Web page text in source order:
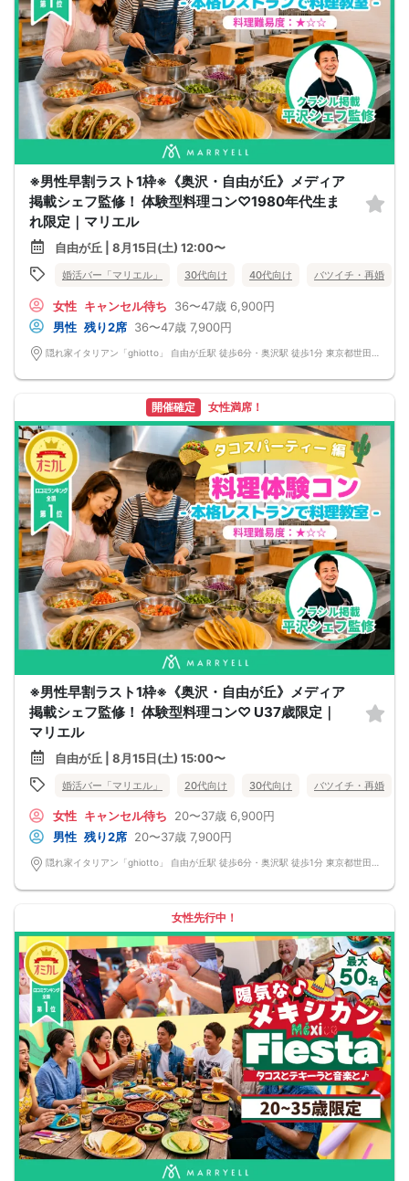
※男性早割ラスト1枠※《奥沢・自由が丘》メディア
掲載シェフ監修！ 体験型料理コン♡1980年代生ま
れ限定｜マリエル
自由が丘 | 8月15日(土) 12:00〜
婚活バー「マリエル」 30代向け 40代向け バツイチ・再婚
女性 キャンセル待ち 36〜47歳 6,900円
男性 残り2席 36〜47歳 7,900円
開催確定 女性満席！
※男性早割ラスト1枠※《奥沢・自由が丘》メディア
掲載シェフ監修！ 体験型料理コン♡ U37歳限定｜
マリエル
自由が丘 | 8月15日(土) 15:00〜
婚活バー「マリエル」 20代向け 30代向け バツイチ・再婚
女性 キャンセル待ち 20〜37歳 6,900円
男性 残り2席 20〜37歳 7,900円
女性先行中！